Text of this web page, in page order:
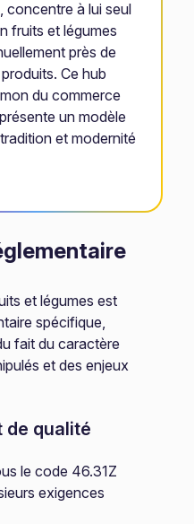
concentre à lui seul
fruits et légumes
près de
Ce hub
du commerce
un modèle
et modernité
et légumes est
spécifique,
fait du caractère
et des enjeux
de qualité
le code 46.31Z
exigences